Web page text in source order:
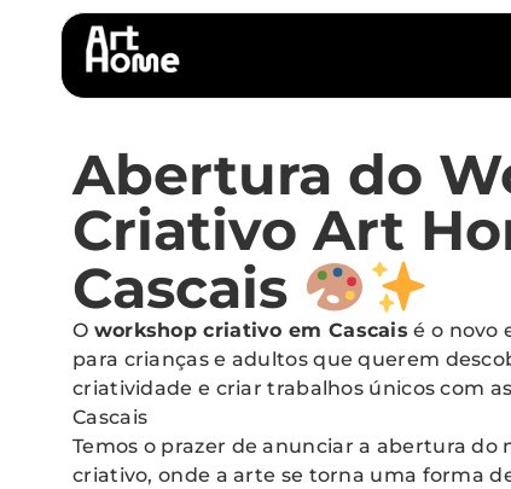
Abertura do
Criativo Art
Cascais
O workshop criativo em Cascais é o novo
para crianças e adultos que querem
criatividade e criar trabalhos únicos com
Cascais
Temos o prazer de anunciar a abertura do
criativo, onde a arte se torna uma forma